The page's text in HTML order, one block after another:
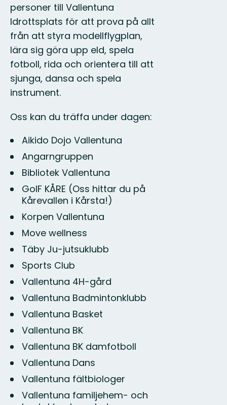
personer till Vallentuna
Idrottsplats för att prova på allt
från att styra modellflygplan,
lära sig göra upp eld, spela
fotboll, rida och orientera till att
sjunga, dansa och spela
instrument.
Oss kan du träffa under dagen:
Aikido Dojo Vallentuna
Angarngruppen
Bibliotek Vallentuna
GoIF KÅRE (Oss hittar du på
Kårevallen i Kårsta!)
Korpen Vallentuna
Move wellness
Täby Ju-jutsuklubb
Sports Club
Vallentuna 4H-gård
Vallentuna Badmintonklubb
Vallentuna Basket
Vallentuna BK
Vallentuna BK damfotboll
Vallentuna Dans
Vallentuna fältbiologer
Vallentuna familjehem- och